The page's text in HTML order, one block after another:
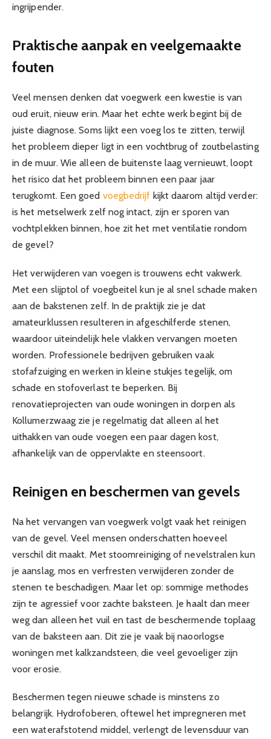
ingrijpender.
Praktische aanpak en veelgemaakte
fouten
Veel mensen denken dat voegwerk een kwestie is van
oud eruit, nieuw erin. Maar het echte werk begint bij de
juiste diagnose. Soms lijkt een voeg los te zitten, terwijl
het probleem dieper ligt in een vochtbrug of zoutbelasting
in de muur. Wie alleen de buitenste laag vernieuwt, loopt
het risico dat het probleem binnen een paar jaar
terugkomt. Een goed voegbedrijf kijkt daarom altijd verder:
is het metselwerk zelf nog intact, zijn er sporen van
vochtplekken binnen, hoe zit het met ventilatie rondom
de gevel?
Het verwijderen van voegen is trouwens echt vakwerk.
Met een slijptol of voegbeitel kun je al snel schade maken
aan de bakstenen zelf. In de praktijk zie je dat
amateurklussen resulteren in afgeschilferde stenen,
waardoor uiteindelijk hele vlakken vervangen moeten
worden. Professionele bedrijven gebruiken vaak
stofafzuiging en werken in kleine stukjes tegelijk, om
schade en stofoverlast te beperken. Bij
renovatieprojecten van oude woningen in dorpen als
Kollumerzwaag zie je regelmatig dat alleen al het
uithakken van oude voegen een paar dagen kost,
afhankelijk van de oppervlakte en steensoort.
Reinigen en beschermen van gevels
Na het vervangen van voegwerk volgt vaak het reinigen
van de gevel. Veel mensen onderschatten hoeveel
verschil dit maakt. Met stoomreiniging of nevelstralen kun
je aanslag, mos en verfresten verwijderen zonder de
stenen te beschadigen. Maar let op: sommige methodes
zijn te agressief voor zachte baksteen. Je haalt dan meer
weg dan alleen het vuil en tast de beschermende toplaag
van de baksteen aan. Dit zie je vaak bij naoorlogse
woningen met kalkzandsteen, die veel gevoeliger zijn
voor erosie.
Beschermen tegen nieuwe schade is minstens zo
belangrijk. Hydrofoberen, oftewel het impregneren met
een waterafstotend middel, verlengt de levensduur van